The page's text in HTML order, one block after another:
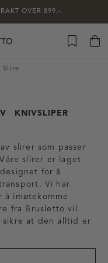
OVER 899,-
Slire
KNIVSLIPER
slirer som passer
slirer er laget
for å
Vi har
imøtekomme
fra Brusletto vil
at den alltid er